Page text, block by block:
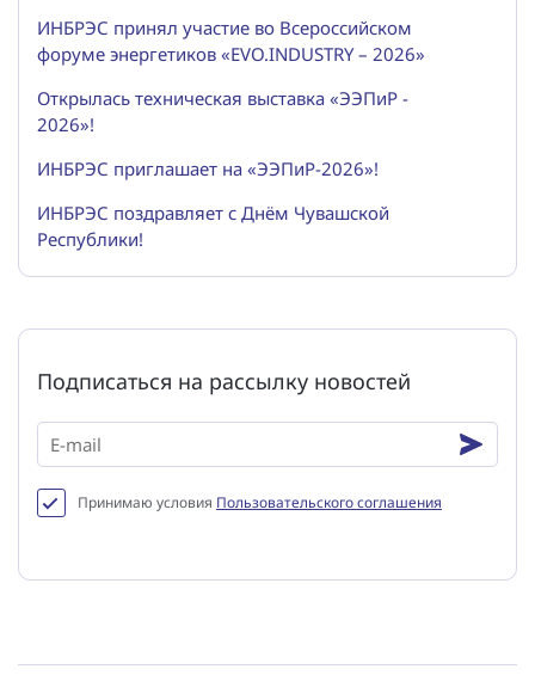
ИНБРЭС принял участие во Всероссийском
форуме энергетиков «EVO.INDUSTRY – 2026»
Открылась техническая выставка «ЭЭПиР -
2026»!
ИНБРЭС приглашает на «ЭЭПиР-2026»!
ИНБРЭС поздравляет с Днём Чувашской
Республики!
Подписаться на рассылку новостей
Принимаю условия Пользовательского соглашения